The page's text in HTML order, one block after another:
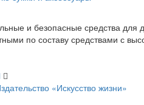
и безопасные средства
по составу средствами с
«Искусство жизни»